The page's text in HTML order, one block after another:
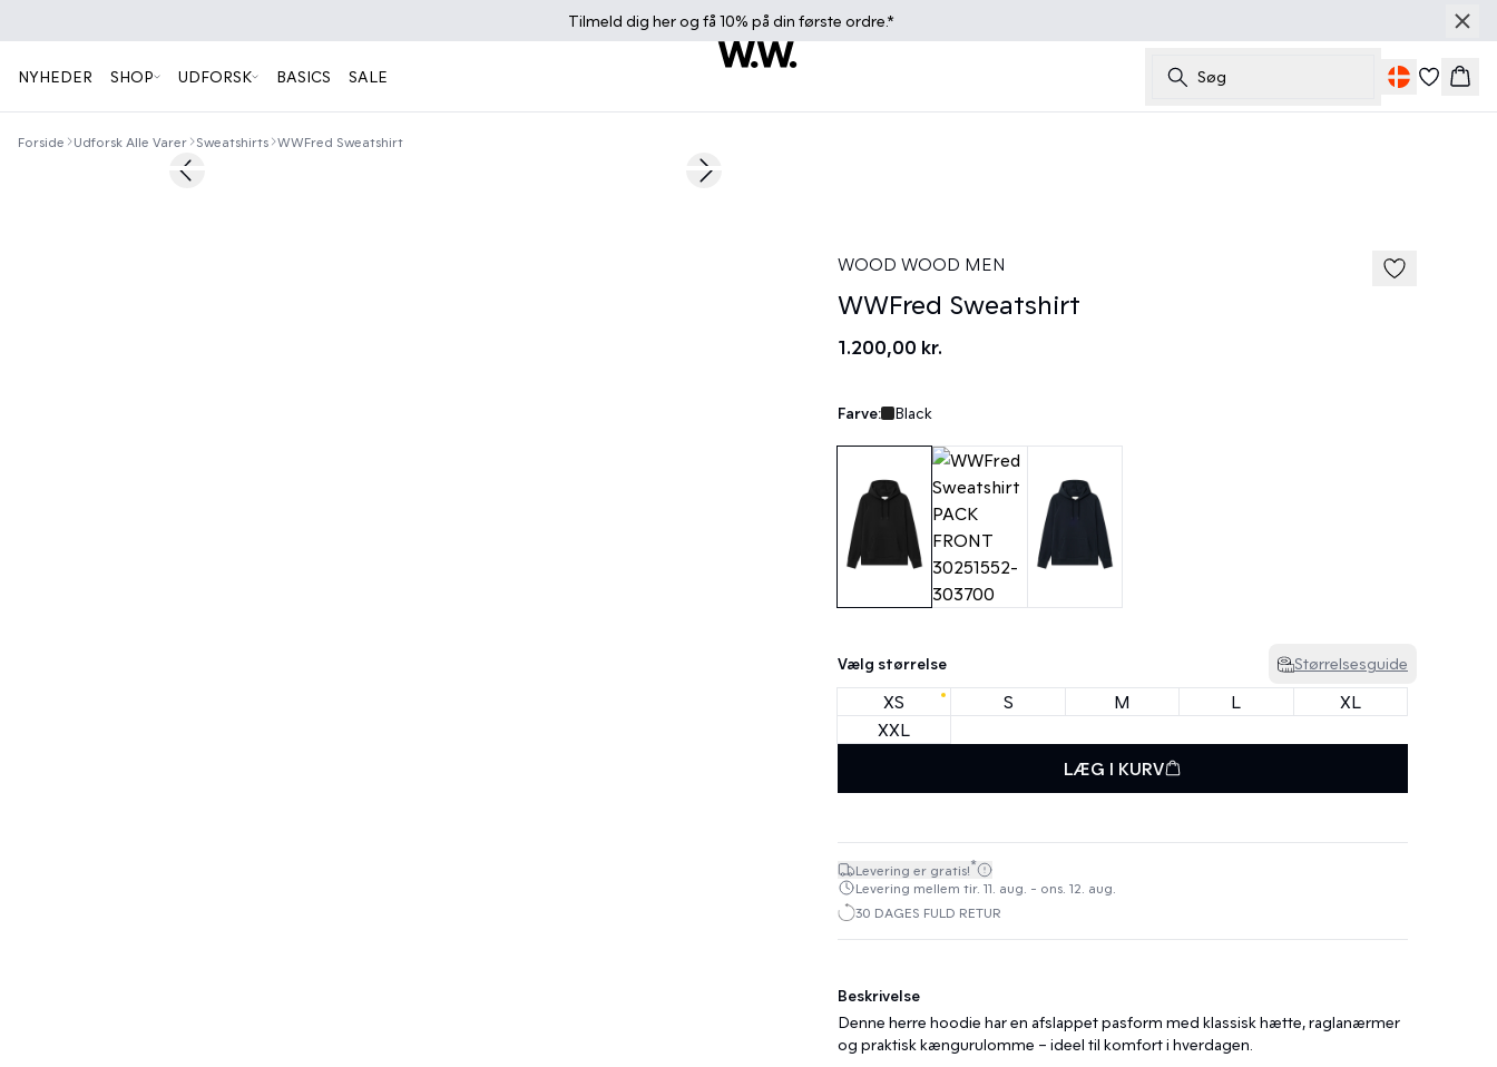
Tilmeld dig herog få 10% på din første ordre.*
NYHEDER SHOP UDFORSK BASICS SALE Søg Kurv
Forside Udforsk Alle Varer Sweatshirts WWFred Sweatshirt
Previous slide Next slide
WOOD WOOD MEN
WWFred Sweatshirt
1.200,00 kr.
Farve: Black
Vælg størrelse Størrelsesguide
XS S M L
XL
XXL
LÆG I KURV
Levering er gratis!*
Levering mellem tir. 11. aug. - ons. 12. aug.
30 DAGES FULD RETUR
Beskrivelse
Denne herre hoodie har en afslappet pasform med klassisk hætte, raglanærmer
og praktisk kængurulomme – ideel til komfort i hverdagen.